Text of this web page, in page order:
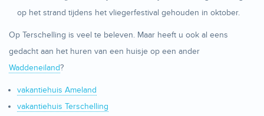
op het strand tijdens het vliegerfestival gehouden in oktober.
Op Terschelling is veel te beleven. Maar heeft u ook al eens
gedacht aan het huren van een huisje op een ander
Waddeneiland?
vakantiehuis Ameland
vakantiehuis Terschelling